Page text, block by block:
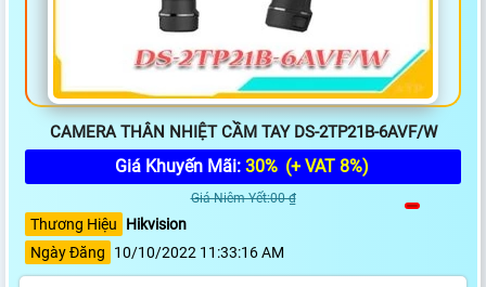
CAMERA THÂN NHIỆT CẦM TAY DS-2TP21B-6AVF/W
Giá Khuyến Mãi: 30% (+ VAT 8%)
Giá Niêm Yết:00 ₫
Thương Hiệu
Hikvision
Ngày Đăng
10/10/2022 11:33:16 AM